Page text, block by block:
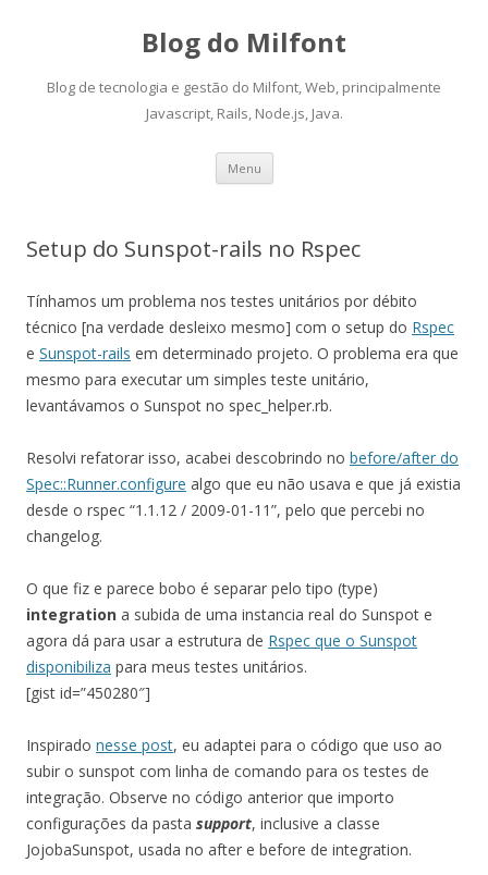
Blog do Milfont
Blog de tecnologia e gestão do Milfont, Web, principalmente
Javascript, Rails, Node.js, Java.
Menu Skip
content
Setup do Sunspot-rails no Rspec
Tínhamos um problema nos testes unitários por débito
técnico [na verdade desleixo mesmo] com o setup do Rspec
e Sunspot-rails em determinado projeto. O problema era que
mesmo para executar um simples teste unitário,
levantávamos o Sunspot no spec_helper.rb.
Resolvi refatorar isso, acabei descobrindo no before/after do
Spec::Runner.configure algo que eu não usava e que já existia
desde o rspec “1.1.12 / 2009-01-11”, pelo que percebi no
changelog.
O que fiz e parece bobo é separar pelo tipo (type)
integration a subida de uma instancia real do Sunspot e
agora dá para usar a estrutura de Rspec que o Sunspot
disponibiliza para meus testes unitários.
[gist id=”450280″]
Inspirado nesse post, eu adaptei para o código que uso ao
subir o sunspot com linha de comando para os testes de
integração. Observe no código anterior que importo
configurações da pasta support, inclusive a classe
JojobaSunspot, usada no after e before de integration.